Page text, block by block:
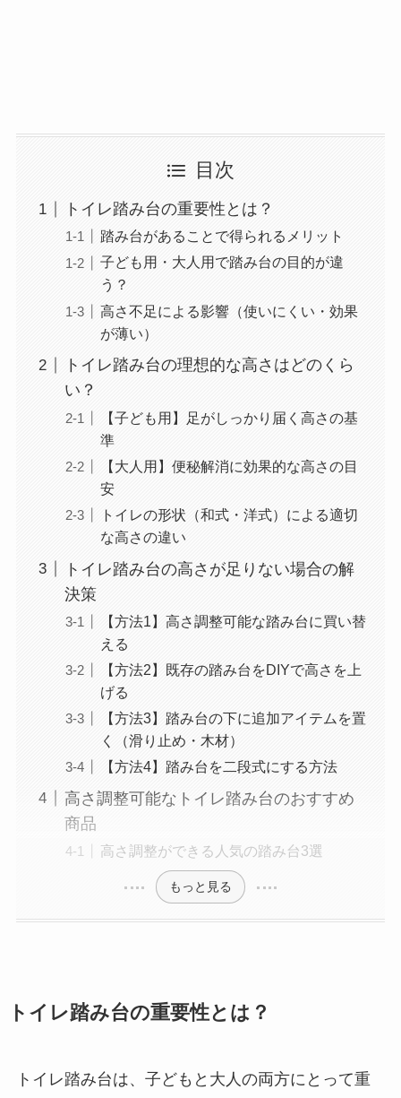
目次
トイレ踏み台の重要性とは？
踏み台があることで得られるメリット
子ども用・大人用で踏み台の目的が違
う？
高さ不足による影響（使いにくい・効果
が薄い）
トイレ踏み台の理想的な高さはどのくら
い？
【子ども用】足がしっかり届く高さの基
準
【大人用】便秘解消に効果的な高さの目
安
トイレの形状（和式・洋式）による適切
な高さの違い
トイレ踏み台の高さが足りない場合の解
決策
【方法1】高さ調整可能な踏み台に買い替
える
【方法2】既存の踏み台をDIYで高さを上
げる
【方法3】踏み台の下に追加アイテムを置
く（滑り止め・木材）
【方法4】踏み台を二段式にする方法
高さ調整可能なトイレ踏み台のおすすめ
商品
高さ調整ができる人気の踏み台3選
もっと見る
トイレ踏み台の重要性とは？
トイレ踏み台は、子どもと大人の両方にとって重